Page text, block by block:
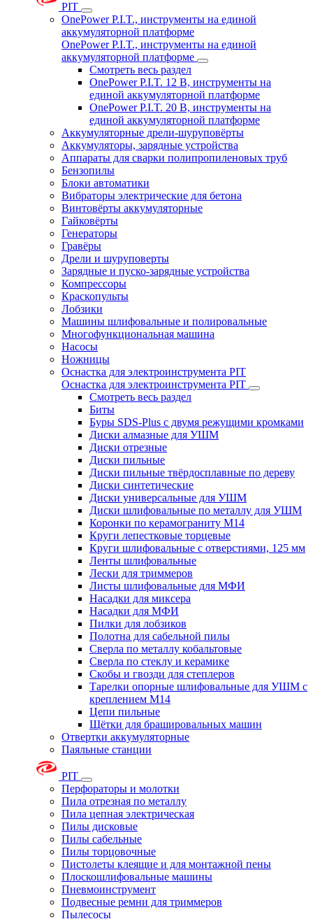
PIT
OnePower P.I.T., инструменты на единой
аккумуляторной платформе
OnePower P.I.T., инструменты на единой
аккумуляторной платформе
Смотреть весь раздел
OnePower P.I.T. 12 В, инструменты на
единой аккумуляторной платформе
OnePower P.I.T. 20 В, инструменты на
единой аккумуляторной платформе
Аккумуляторные дрели-шуруповёрты
Аккумуляторы, зарядные устройства
Аппараты для сварки полипропиленовых труб
Бензопилы
Блоки автоматики
Вибраторы электрические для бетона
Винтовёрты аккумуляторные
Гайковёрты
Генераторы
Гравёры
Дрели и шуруповерты
Зарядные и пуско-зарядные устройства
Компрессоры
Краскопульты
Лобзики
Машины шлифовальные и полировальные
Многофункциональная машина
Насосы
Ножницы
Оснастка для электроинструмента PIT
Оснастка для электроинструмента PIT
Смотреть весь раздел
Биты
Буры SDS-Plus c двумя режущими кромками
Диски алмазные для УШМ
Диски отрезные
Диски пильные
Диски пильные твёрдосплавные по дереву
Диски синтетические
Диски универсальные для УШМ
Диски шлифовальные по металлу для УШМ
Коронки по керамограниту M14
Круги лепестковые торцевые
Круги шлифовальные с отверстиями, 125 мм
Ленты шлифовальные
Лески для триммеров
Листы шлифовальные для МФИ
Насадки для миксера
Насадки для МФИ
Пилки для лобзиков
Полотна для сабельной пилы
Сверла по металлу кобальтовые
Сверла по стеклу и керамике
Скобы и гвозди для степлеров
Тарелки опорные шлифовальные для УШМ с
креплением М14
Цепи пильные
Щётки для брашировальных машин
Отвертки аккумуляторные
Паяльные станции
PIT
Перфораторы и молотки
Пила отрезная по металлу
Пила цепная электрическая
Пилы дисковые
Пилы сабельные
Пилы торцовочные
Пистолеты клеящие и для монтажной пены
Плоскошлифовальные машины
Пневмоинструмент
Подвесные ремни для триммеров
Пылесосы